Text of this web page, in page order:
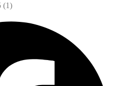
(1)